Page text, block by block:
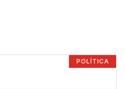
POLÍTICA